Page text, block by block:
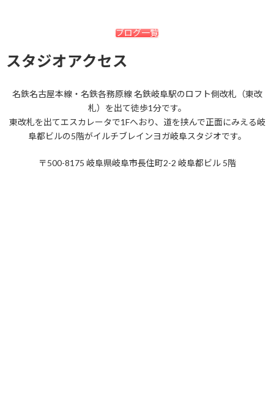
2021年5月
2021年3月
2021年2月
2021年1月
2020年12月
ブログ一覧
スタジオアクセス
名鉄名古屋本線・名鉄各務原線 名鉄岐阜駅のロフト側改札（東改
札）を出て徒歩1分です。
東改札を出てエスカレータで1Fへおり、道を挟んで正面にみえる岐
阜都ビルの5階がイルチブレインヨガ岐阜スタジオです。
〒500-8175 岐阜県岐阜市長住町2-2 岐阜都ビル 5階